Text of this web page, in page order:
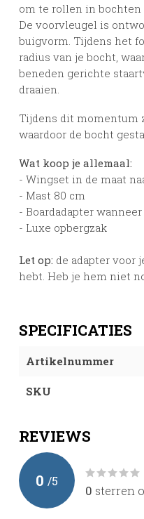
om te rollen in bochten
De voorvleugel is
buigvorm. Tijdens het
radius van je bocht,
beneden gerichte
draaien.
Tijdens dit momentum
waardoor de bocht
Wat koop je allemaal:
- Wingset in de maat
- Mast 80 cm
- Boardadapter
- Luxe opbergzak
Let op: de adapter voor
hebt. Heb je hem niet
SPECIFICATIES
Artikelnummer
SKU
REVIEWS
0 /5
0 sterren